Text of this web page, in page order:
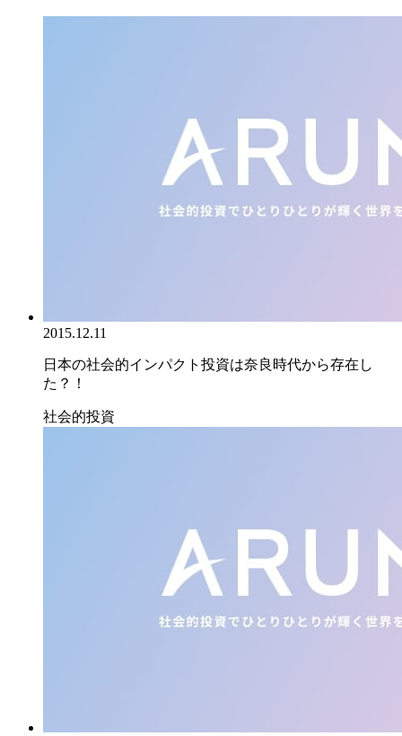
2015.12.11
日本の社会的インパクト投資は奈良時代から存在し
た？！
社会的投資